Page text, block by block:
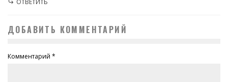
ОТВЕТИТЬ
ДОБАВИТЬ КОММЕНТАРИЙ
Комментарий *